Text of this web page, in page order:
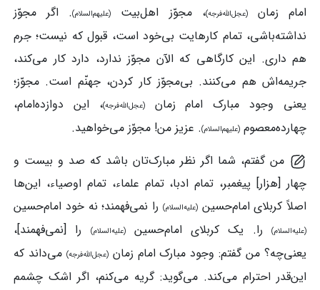
امام‌ زمان(عجل‌الله‌فرجه)، مجوّز اهل‌بیت (علیهم‌السلام). اگر مجوّز
نداشته‌باشی، تمام کارهایت بی‌خود است، قبول که نیست؛ جرم
هم داری. این کارگاهی که الآن مجوّز ندارد، دارد کار می‌کند،
جریمه‌اش هم می‌کنند. بی‌مجوّز کار کردن، جهنّم است. مجوّز؛
یعنی وجود مبارک امام‌ زمان(عجل‌الله‌فرجه)، این دوازده‌امام،
چهارده‌معصوم (علیهم‌السلام). عزیز من! مجوّز می‌خواهید.
من گفتم، شما اگر نظر مبارک‌تان باشد که صد و بیست و
چهار [هزار] پیغمبر، تمام ادبا، تمام علماء، تمام اوصیاء، این‌ها
اصلاً کربلای امام‌حسین(علیه‌السلام) را نمی‌فهمند؛ نه خود امام‌حسین
(علیه‌السلام)را. یک کربلای امام‌حسین(علیه‌السلام)
را [نمی‌فهمند]،
یعنی‌چه؟ من گفتم: وجود مبارک امام‌ زمان(عجل‌الله‌فرجه) می‌داند که
این‌قدر احترام می‌کند. می‌گوید: گریه می‌کنم، اگر اشک چشمم